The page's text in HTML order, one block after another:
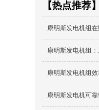
【热点推荐】
康明斯发电机组
康明斯发电机组
康明斯发电机组
康明斯发电机可